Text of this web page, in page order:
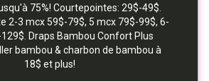
75%! Courtepointes: 29$-49$.
2-3 mcx 59$-79$, 5 mcx 79$-99$, 6-
Draps Bambou Confort Plus
bambou & charbon de bambou à
18$ et plus!